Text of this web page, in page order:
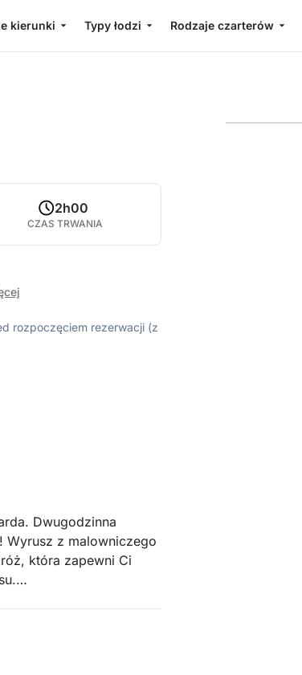
kierunki Typy łodzi Rodzaje czarterów
2h00
CZAS TRWANIA
rozpoczęciem rezerwacji (z
Dwugodzinna
z malowniczego
która zapewni Ci
udamy się do
będziemy